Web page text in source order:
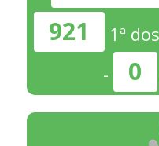
921 1ª
-
0